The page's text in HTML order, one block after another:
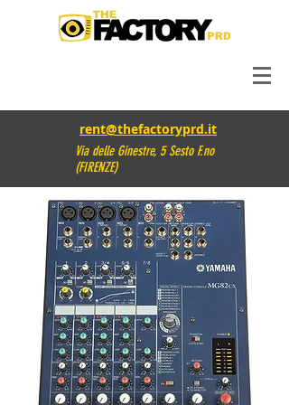
rent@thefactoryprd.it
Via delle Ginestre, 5 Sesto F.no
(FIRENZE)